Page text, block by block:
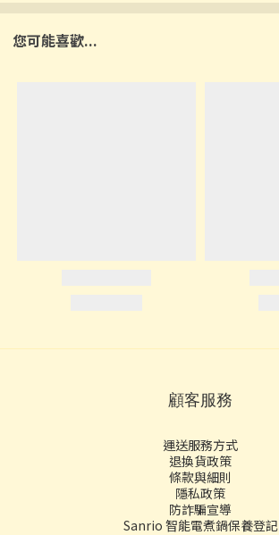
您可能喜歡...
顧客服務
運送服務方式
退換貨政策
條款與細則
隱私政策
防詐騙宣導
Sanrio 智能電煮鍋保養登記